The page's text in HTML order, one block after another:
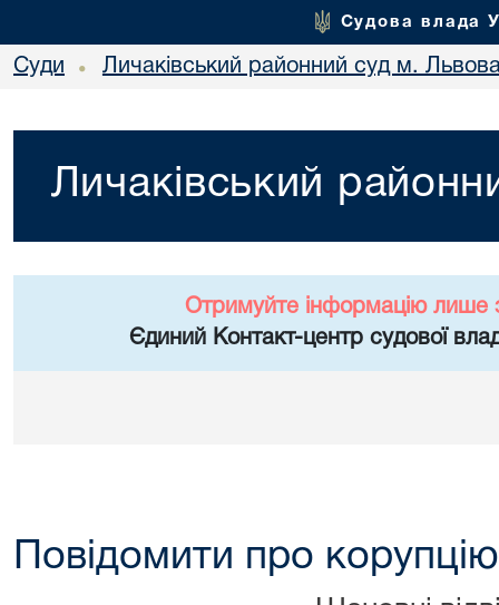
Судова влада
Суди • Личаківський районний суд м.
Личаківський
Отримуйте інформацію лише
Єдиний Контакт-центр судової
Повідомити про